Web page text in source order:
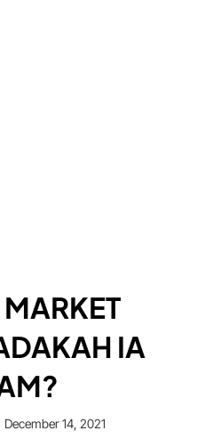
IA
December 14, 2021